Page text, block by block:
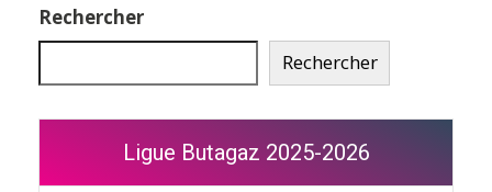
Rechercher
Rechercher
Ligue Butagaz 2025-2026